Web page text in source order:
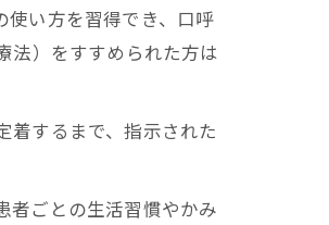
使い方を習得でき、口呼
法）をすすめられた方は
着するまで、指示された
者ごとの生活習慣やかみ